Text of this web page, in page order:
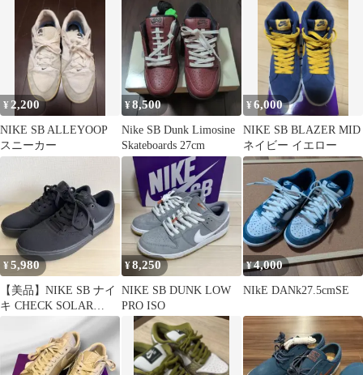
¥2,200
NIKE SB ALLEYOOP
スニーカー
¥8,500
Nike SB Dunk Limosine
Skateboards 27cm
¥6,000
NIKE SB BLAZER MID
ネイビー イエロー
¥5,980
【美品】NIKE SB ナイ
キ CHECK SOLAR
CANVS スニーカー
¥8,250
NIKE SB DUNK LOW
PRO ISO
¥4,000
NIkE DANk27.5cmSE